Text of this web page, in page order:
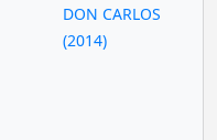
DON CARLOS
(2014)